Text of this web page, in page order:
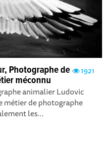
1921
Photographe de
méconnu
animalier Ludovic
métier de photographe
les...